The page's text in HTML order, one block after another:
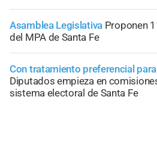
Asamblea Legislativa Proponen
del MPA de Santa Fe
Con tratamiento preferencial
Diputados empieza en
sistema electoral de Santa Fe